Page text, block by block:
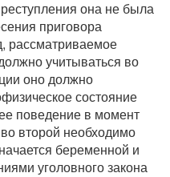
она не была
приговора
рассматриваемое
учитываться во
оно должно
состояние
поведение в момент
второй необходимо
беременной и
уголовного закона